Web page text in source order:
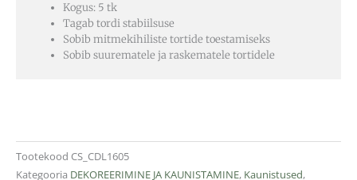
Kogus: 5 tk
Tagab tordi stabiilsuse
Sobib mitmekihiliste tortide toestamiseks
Sobib suurematele ja raskematele tortidele
Tootekood CS_CDL1605
Kategooria DEKOREERIMINE JA KAUNISTAMINE, Kaunistused,